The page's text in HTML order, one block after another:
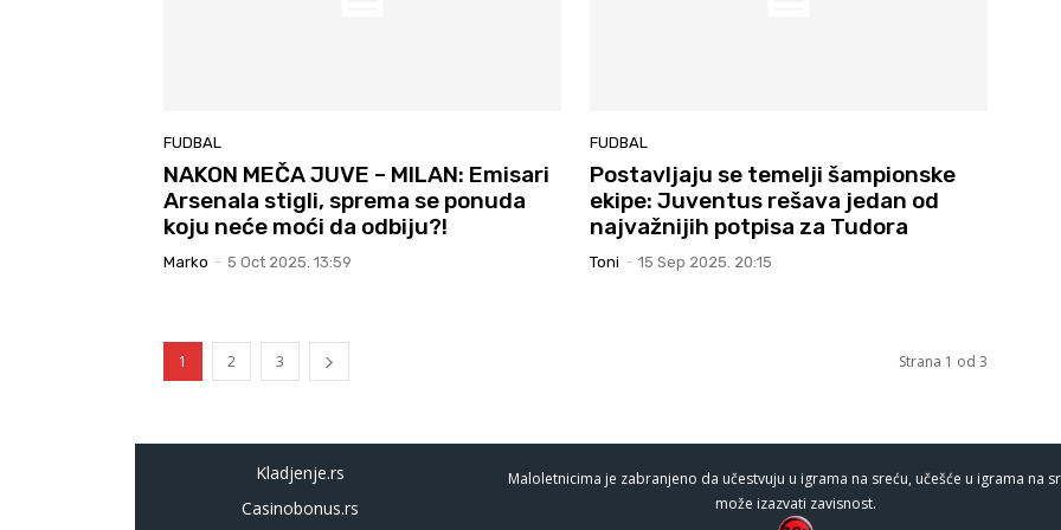
FUDBAL
NAKON MEČA JUVE – MILAN: Emisari
Arsenala stigli, sprema se ponuda
koju neće moći da odbiju?!
Marko - 5 Oct 2025. 13:59
FUDBAL
Postavljaju se temelji šampionske
ekipe: Juventus rešava jedan od
najvažnijih potpisa za Tudora
Toni - 15 Sep 2025. 20:15
1 2 3 Strana 1 od 3
Kladjenje.rs
Casinobonus.rs
Maloletnicima je zabranjeno da učestvuju u igrama na sreću, učešće u igrama na
može izazvati zavisnost.